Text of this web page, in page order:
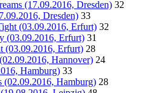
(17.09.2016, Dresden) 32
Dresden) 33
(03.09.2016, Erfurt) 32
(03.09.2016, Erfurt) 31
(03.09.2016, Erfurt) 28
Hannover) 24
Hamburg) 33
(02.09.2016, Hamburg) 28